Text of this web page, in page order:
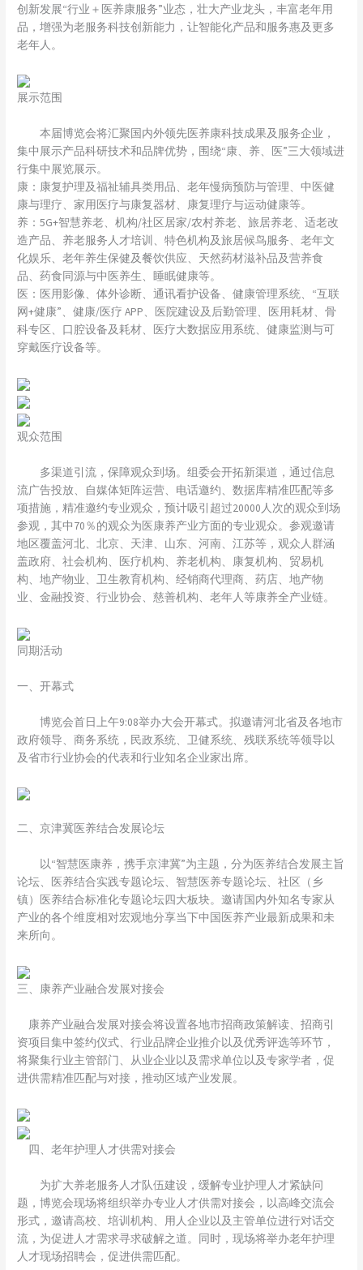
创新发展“行业＋医养康服务”业态，壮大产业龙头，丰富老年用
品，增强为老服务科技创新能力，让智能化产品和服务惠及更多
老年人。
展示范围
本届博览会将汇聚国内外领先医养康科技成果及服务企业，
集中展示产品科研技术和品牌优势，围绕“康、养、医”三大领域进
行集中展览展示。
康：康复护理及福祉辅具类用品、老年慢病预防与管理、中医健
康与理疗、家用医疗与康复器材、康复理疗与运动健康等。
养：5G+智慧养老、机构/社区居家/农村养老、旅居养老、适老改
造产品、养老服务人才培训、特色机构及旅居候鸟服务、老年文
化娱乐、老年养生保健及餐饮供应、天然药材滋补品及营养食
品、药食同源与中医养生、睡眠健康等。
医：医用影像、体外诊断、通讯看护设备、健康管理系统、“互联
网+健康”、健康/医疗 APP、医院建设及后勤管理、医用耗材、骨
科专区、口腔设备及耗材、医疗大数据应用系统、健康监测与可
穿戴医疗设备等。
观众范围
多渠道引流，保障观众到场。组委会开拓新渠道，通过信息
流广告投放、自媒体矩阵运营、电话邀约、数据库精准匹配等多
项措施，精准邀约专业观众，预计吸引超过20000人次的观众到场
参观，其中70％的观众为医康养产业方面的专业观众。参观邀请
地区覆盖河北、北京、天津、山东、河南、江苏等，观众人群涵
盖政府、社会机构、医疗机构、养老机构、康复机构、贸易机
构、地产物业、卫生教育机构、经销商代理商、药店、地产物
业、金融投资、行业协会、慈善机构、老年人等康养全产业链。
同期活动
一、开幕式
博览会首日上午9:08举办大会开幕式。拟邀请河北省及各地市
政府领导、商务系统，民政系统、卫健系统、残联系统等领导以
及省市行业协会的代表和行业知名企业家出席。
二、京津冀医养结合发展论坛
以“智慧医康养，携手京津冀”为主题，分为医养结合发展主旨
论坛、医养结合实践专题论坛、智慧医养专题论坛、社区（乡
镇）医养结合标准化专题论坛四大板块。邀请国内外知名专家从
产业的各个维度相对宏观地分享当下中国医养产业最新成果和未
来所向。
三、康养产业融合发展对接会
康养产业融合发展对接会将设置各地市招商政策解读、招商引
资项目集中签约仪式、行业品牌企业推介以及优秀评选等环节，
将聚集行业主管部门、从业企业以及需求单位以及专家学者，促
进供需精准匹配与对接，推动区域产业发展。
四、老年护理人才供需对接会
为扩大养老服务人才队伍建设，缓解专业护理人才紧缺问
题，博览会现场将组织举办专业人才供需对接会，以高峰交流会
形式，邀请高校、培训机构、用人企业以及主管单位进行对话交
流，为促进人才需求寻求破解之道。同时，现场将举办老年护理
人才现场招聘会，促进供需匹配。